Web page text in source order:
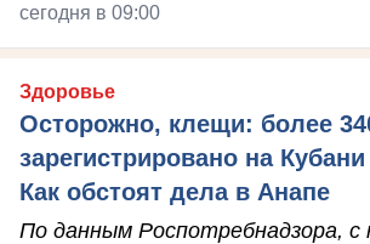
сегодня в 09:00
Здоровье
Осторожно, клещи: более
зарегистрировано на Кубани
Как обстоят дела в Анапе
По данным Роспотребнадзора, с